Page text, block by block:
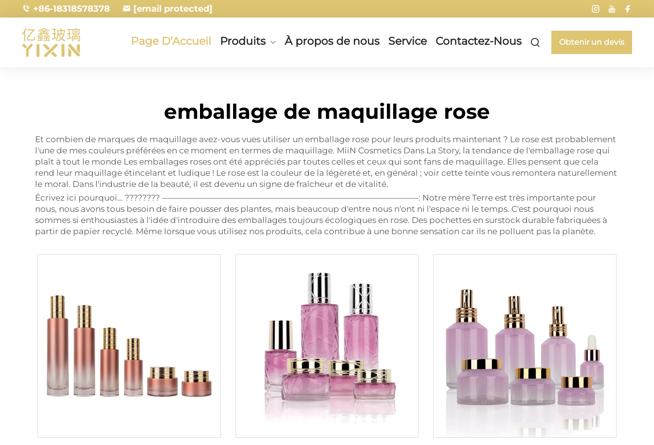
+86-18318578378 [email protected]
Page D’Accueil Produits À propos de nous Service Contactez-Nous Obtenir un devis
emballage de maquillage rose
Et combien de marques de maquillage avez-vous vues utiliser un emballage rose pour leurs produits maintenant ? Le rose est probablement
l'une de mes couleurs préférées en ce moment en termes de maquillage. MiiN Cosmetics Dans La Story, la tendance de l'emballage rose qui
plaît à tout le monde Les emballages roses ont été appréciés par toutes celles et ceux qui sont fans de maquillage. Elles pensent que cela
rend leur maquillage étincelant et ludique ! Le rose est la couleur de la légèreté et, en général ; voir cette teinte vous remontera naturellement
le moral. Dans l'industrie de la beauté, il est devenu un signe de fraîcheur et de vitalité.
Écrivez ici pourquoi… ???????? ———————————————————————————————: Notre mère Terre est très importante pour
nous, nous avons tous besoin de faire pousser des plantes, mais beaucoup d'entre nous n'ont ni l'espace ni le temps. C'est pourquoi nous
sommes si enthousiastes à l'idée d'introduire des emballages toujours écologiques en rose. Des pochettes en surstock durable fabriquées à
partir de papier recyclé. Même lorsque vous utilisez nos produits, cela contribue à une bonne sensation car ils ne polluent pas la planète.